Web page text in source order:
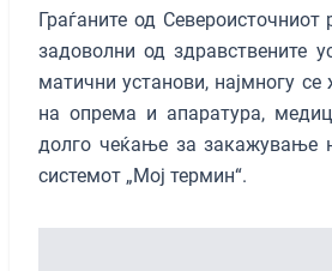
Граѓаните од
задоволни од здравствените
матични установи, најмногу
на опрема и апаратура,
долго чеќање за закажување
системот „Мој термин“.